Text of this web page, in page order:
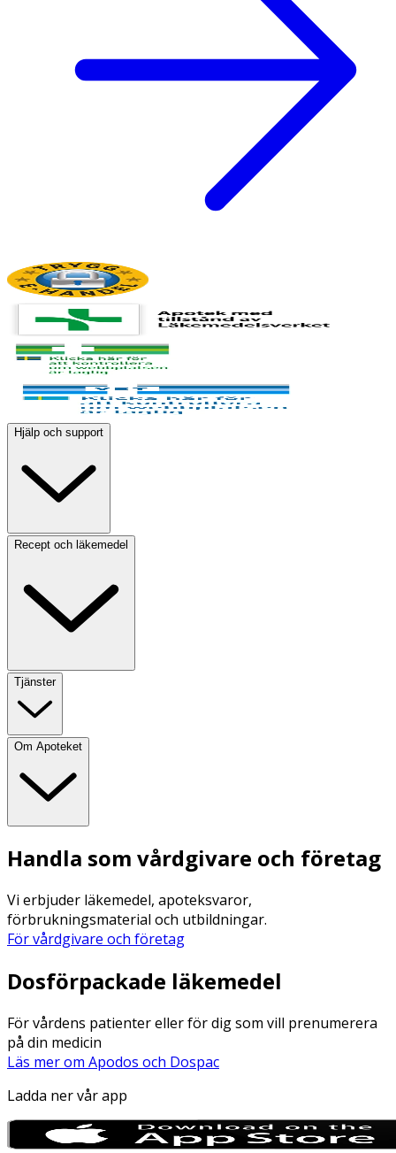
Hjälp och support
Recept och läkemedel
Tjänster
Om Apoteket
Handla som vårdgivare och företag
Vi erbjuder läkemedel, apoteksvaror,
förbrukningsmaterial och utbildningar.
För vårdgivare och företag
Dosförpackade läkemedel
För vårdens patienter eller för dig som vill prenumerera
på din medicin
Läs mer om Apodos och Dospac
Ladda ner vår app